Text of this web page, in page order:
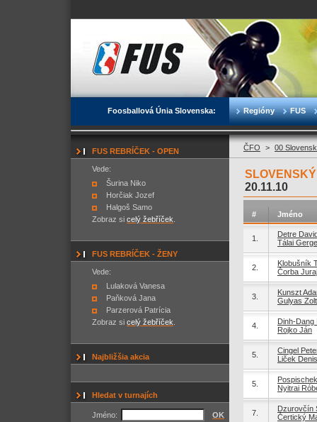
Foosballová Únia Slovenska: Regióny FUS
FUS REBRÍČEK - OPEN
Vede:
Šurina Niko
Horčiak Jozef
Halgoš Samo
Zobraz si celý žebříček
FUS REBRÍČEK - ŽENY
Vede:
Lulaková Vanesa
Paňková Jana
Parzerová Patrícia
Zobraz si celý žebříček
Najbližšia akcia
Hledat v turnajích
Jméno: OK
ČFO > 00
20.11.10
# Jméno
1.
Detre
Tálai
2.
Klobušník
Čorba Juraj
3.
Kunszt
Gulyas
4.
Dinh-Dang
Rojko Ján
5.
Cingel
Liček Denis
5.
Nyitrai
7.
Dzurovčín
Čertický